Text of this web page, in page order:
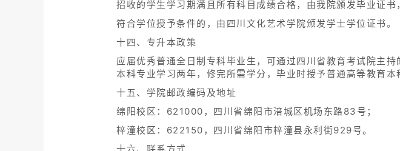
如省级招生主管部门有特别要求，按各省级招生主管部门要求进
已录取的考生不得换录。
按国家招生规定录取的新生，持四川文化艺术学院校长签发的
能按时入学者，应当向学院请假。未请假或者假期逾期未续假者
为保证新生质量，开学后，学院将对艺术类录取新生的材料复
前后两次测试成绩差异显著的考生，将组织专门调查。经查实
取消该生录取资格，并通报考生所在地省级招生考试机构倒查
考生纸质档案材料管理办法按各省（直辖市、自治区）公布的
（三）在第一轮志愿投档录取结束后，如计划仍有缺额，接收